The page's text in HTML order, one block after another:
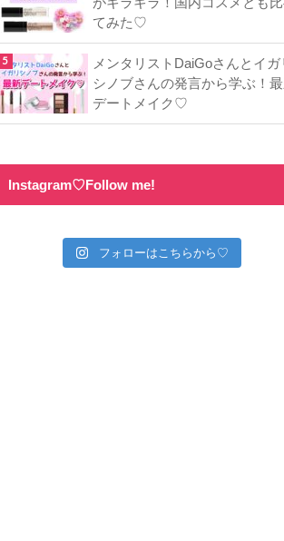
てみた♡
メンタリストDaiGoさんとイガ
シノブさんの発言から学ぶ！
デートメイク♡
Instagram♡Follow me!
フォローはこちらから♡